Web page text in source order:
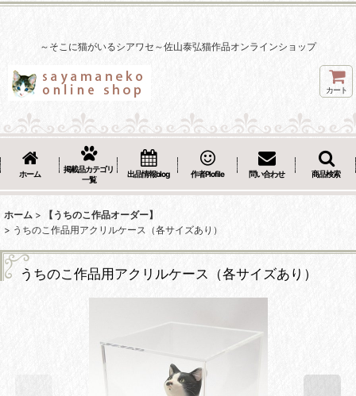
～そこに猫がいるシアワセ～佐山泰弘猫作品オンラインショップ
カート
ホーム
掲載品カテゴリ
一覧
出品情報blog 作者Plofile 問い合わせ 商品検索
ホーム >
【うちのこ作品オーダー】
> うちのこ作品用アクリルケース（各サイズあり）
うちのこ作品用アクリルケース（各サイズあり）